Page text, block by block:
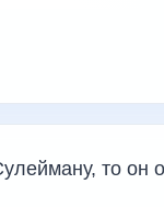
то он